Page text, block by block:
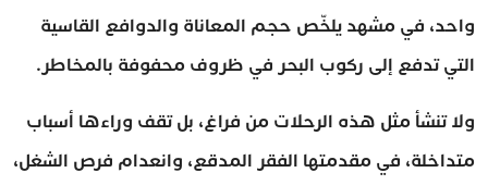
واحد، في مشهد يلخّص حجم المعاناة والدوافع القاسية
التي تدفع إلى ركوب البحر في ظروف محفوفة بالمخاطر.
ولا تنشأ مثل هذه الرحلات من فراغ، بل تقف وراءها أسباب
متداخلة، في مقدمتها الفقر المدقع، وانعدام فرص الشغل،